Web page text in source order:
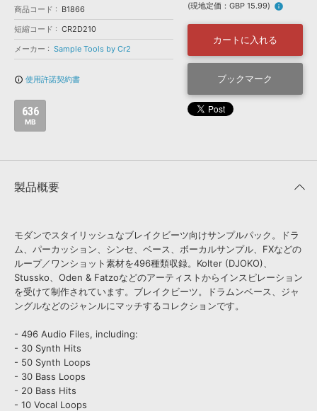
BGM »
次世代型 ボーカル・エディタ
APS 映像のBGM・セリフを音声分離
SLS
商品コード
B1866
短縮コード
CR2D210
メーカー
Sample Tools by Cr2
info_outline 使用許諾契約書
636
MB
(現地定価：GBP 15.99) info
カートに入れる
ブックマーク
製品概要
モダンでスタイリッシュなブレイクビーツ向けサンプルパック。ドラ
ム、パーカッション、シンセ、ベース、ボーカルサンプル、FXなどの
ループ／ワンショット素材を496種類収録。Kolter (DJOKO)、
Stussko、Oden & Fatzoなどのアーティストからインスピレーション
を受けて制作されています。ブレイクビーツ。ドラムンベース、ジャ
ングルなどのジャンルにマッチするコレクションです。
- 496 Audio Files, including:
- 30 Synth Hits
- 50 Synth Loops
- 30 Bass Loops
- 20 Bass Hits
- 10 Vocal Loops